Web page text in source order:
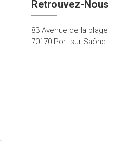
Retrouvez-Nous
83 Avenue de la plage
70170 Port sur Saône